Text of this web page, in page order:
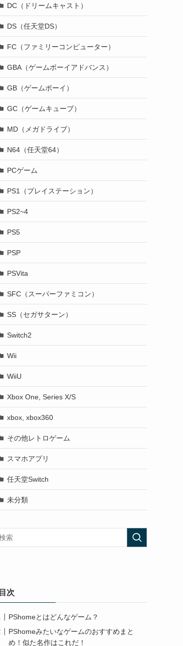
DC（ドリームキャスト）
DS（任天堂DS）
FC（ファミリーコンピューター）
GBA（ゲームボーイアドバンス）
GB（ゲームボーイ）
GC（ゲームキューブ）
MD（メガドライブ）
N64（任天堂64）
PCゲーム
PS1（プレイステーション）
PS2~4
PS5
PSP
PSVita
SFC（スーパーファミコン）
SS（セガサターン）
Switch2
Wii
WiiU
Xbox One, Series X/S
xbox, xbox360
その他レトロゲーム
スマホアプリ
任天堂Switch
未分類
目次
PShomeとはどんなゲーム？
PShomeみたいなゲームのおすすめまと
め！似た名作はこれだ！